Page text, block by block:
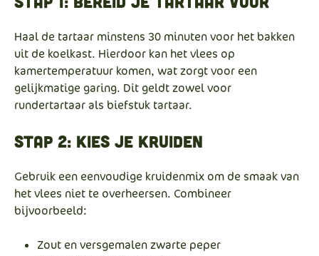
Haal de tartaar minstens 30 minuten voor het bakken
uit de koelkast. Hierdoor kan het vlees op
kamertemperatuur komen, wat zorgt voor een
gelijkmatige garing. Dit geldt zowel voor
rundertartaar als biefstuk tartaar.
Stap 2: Kies je kruiden
Gebruik een eenvoudige kruidenmix om de smaak van
het vlees niet te overheersen. Combineer
bijvoorbeeld:
Zout en versgemalen zwarte peper